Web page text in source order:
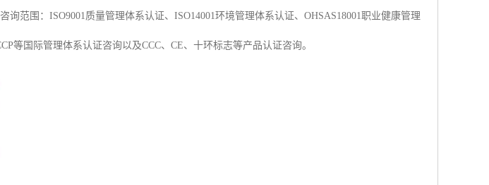
范围：ISO9001质量管理体系认证、ISO14001环境管理体系认证、OHSAS18001职业健康管理
等国际管理体系认证咨询以及CCC、CE、十环标志等产品认证咨询。